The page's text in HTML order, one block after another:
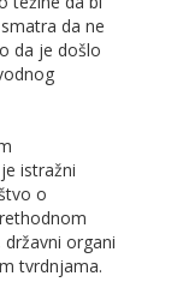
da ne
da je došlo
istražni
o
organi
tvrdnjama.